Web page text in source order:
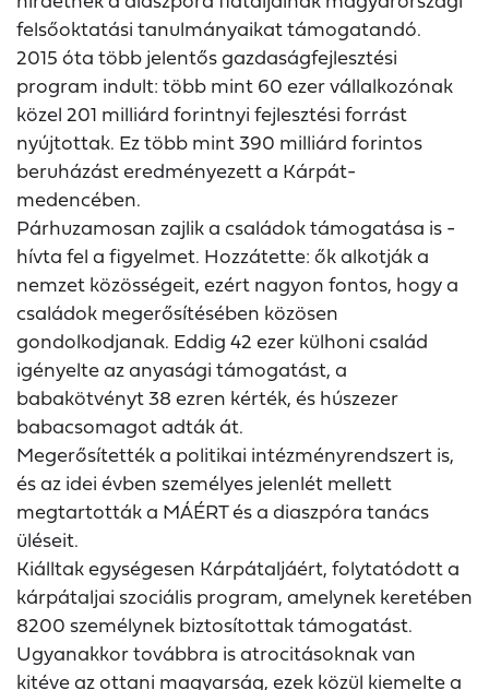
felsőoktatási tanulmányaikat támogatandó.
2015 óta több jelentős gazdaságfejlesztési
program indult: több mint 60 ezer vállalkozónak
közel 201 milliárd forintnyi fejlesztési forrást
nyújtottak. Ez több mint 390 milliárd forintos
beruházást eredményezett a Kárpát-
medencében.
Párhuzamosan zajlik a családok támogatása is -
hívta fel a figyelmet. Hozzátette: ők alkotják a
nemzet közösségeit, ezért nagyon fontos, hogy a
családok megerősítésében közösen
gondolkodjanak. Eddig 42 ezer külhoni család
igényelte az anyasági támogatást, a
babakötvényt 38 ezren kérték, és húszezer
babacsomagot adták át.
Megerősítették a politikai intézményrendszert is,
és az idei évben személyes jelenlét mellett
megtartották a MÁÉRT és a diaszpóra tanács
üléseit.
Kiálltak egységesen Kárpátaljáért, folytatódott a
kárpátaljai szociális program, amelynek keretében
8200 személynek biztosítottak támogatást.
Ugyanakkor továbbra is atrocitásoknak van
kitéve az ottani magyarság, ezek közül kiemelte a